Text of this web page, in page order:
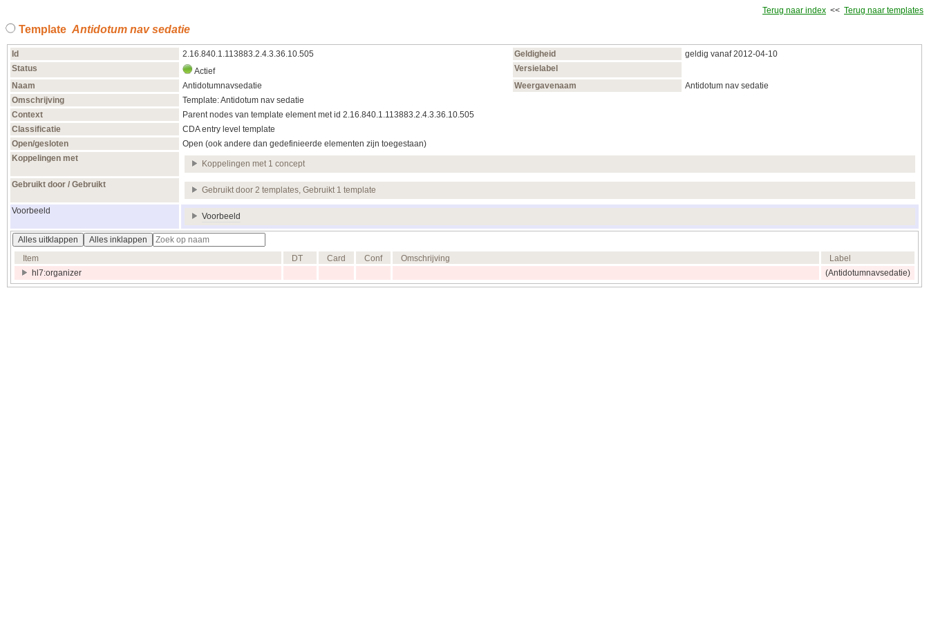
Terug naar index << Terug naar templates
Template Antidotum nav sedatie
Id 2.16.840.1.113883.2.4.3.36.10.505 Geldigheid
geldig vanaf 2012‑04‑10
Status
Actief
Versielabel
Naam
Antidotumnavsedatie Weergavenaam
Antidotum nav sedatie
Omschrijving
Template: Antidotum nav sedatie
Context
Parent nodes van template element met id 2.16.840.1.113883.2.4.3.36.10.505
Classificatie
CDA entry level template
Open/gesloten
Open (ook andere dan gedefinieerde elementen zijn toegestaan)
Koppelingen met
Koppelingen met 1 concept
Gebruikt door / Gebruikt
Gebruikt door 2 templates, Gebruikt 1 template
Voorbeeld
Voorbeeld
Alles uitklappen
Alles inklappen
Item
DT Card Conf Omschrijving
Label
hl7:organizer
(Antidotumnavsedatie)